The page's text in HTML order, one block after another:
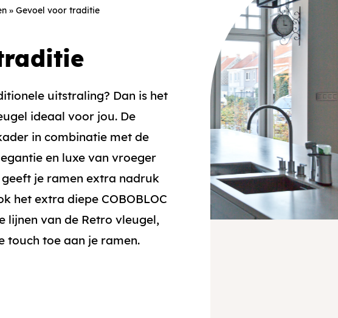
»Gevoel voor traditie
uitstraling? Dan is het
ideaal voor jou. De
in combinatie met de
en luxe van vroeger
geeft je ramen extra nadruk
het extra diepe COBOBLOC
lijnen van de Retro vleugel,
touch toe aan je ramen.